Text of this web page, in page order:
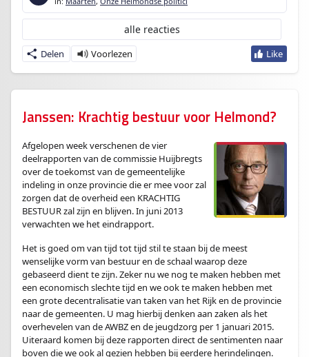
Delen
alle reacties
Janssen: Krachtig bestuur voor Helmond?
Afgelopen week verschenen de vier
deelrapporten van de commissie Huijbregts
over de toekomst van de gemeentelijke
indeling in onze provincie die er mee voor zal
zorgen dat de overheid een KRACHTIG
BESTUUR zal zijn en blijven. In juni 2013
verwachten we het eindrapport.
Het is goed om van tijd tot tijd stil te staan bij de meest
wenselijke vorm van bestuur en de schaal waarop deze
gebaseerd dient te zijn. Zeker nu we nog te maken hebben met
een economisch slechte tijd en we ook te maken hebben met
een grote decentralisatie van taken van het Rijk en de provincie
naar de gemeenten. U mag hierbij denken aan zaken als het
overhevelen van de AWBZ en de jeugdzorg per 1 januari 2015.
Uiteraard komen bij deze rapporten direct de sentimenten naar
boven die we ook al gezien hebben bij eerdere herindelingen.